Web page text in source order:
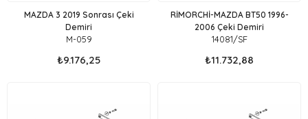
MAZDA 3 2019 Sonrası Çeki
Demiri
M-059
₺9.176,25
RİMORCHİ-MAZDA BT50 1996-
2006 Çeki Demiri
14081/SF
₺11.732,88